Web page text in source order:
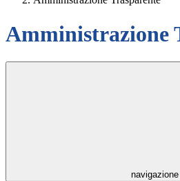
Amministrazione
navigazione